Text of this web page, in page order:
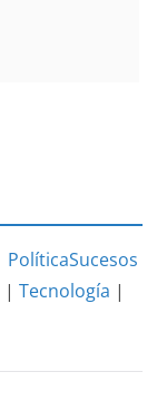
PolíticaSucesos
| Tecnología |